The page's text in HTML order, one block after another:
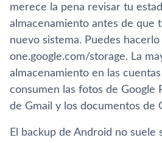
merece la pena revisar tu
almacenamiento antes de que
nuevo sistema. Puedes hacerlo
one.google.com/storage. La
almacenamiento en las
consumen las fotos de Google
de Gmail y los documentos de
El backup de Android no suele